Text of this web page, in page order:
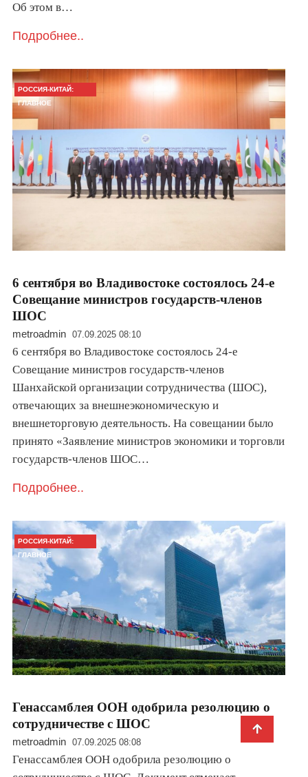
Об этом в…
Подробнее..
РОССИЯ-КИТАЙ:
ГЛАВНОЕ
6 сентября во Владивостоке состоялось 24-е
Совещание министров государств-членов
ШОС
metroadmin 07.09.2025 08:10
6 сентября во Владивостоке состоялось 24-е
Совещание министров государств-членов
Шанхайской организации сотрудничества (ШОС),
отвечающих за внешнеэкономическую и
внешнеторговую деятельность. На совещании было
принято «Заявление министров экономики и торговли
государств-членов ШОС…
Подробнее..
РОССИЯ-КИТАЙ:
ГЛАВНОЕ
Генассамблея ООН одобрила резолюцию о
сотрудничестве с ШОС
metroadmin 07.09.2025 08:08
Генассамблея ООН одобрила резолюцию о